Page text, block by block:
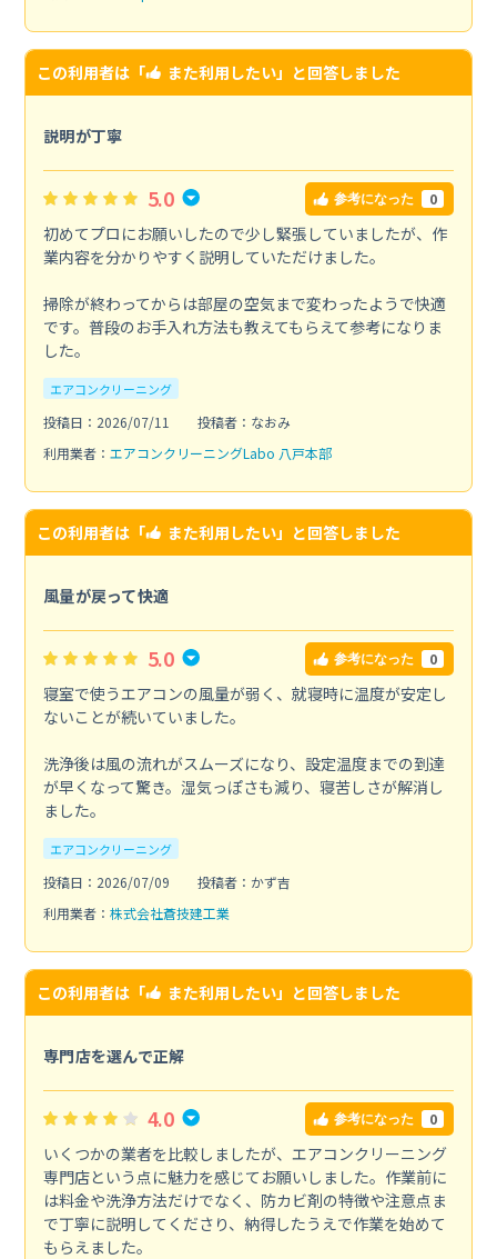
この利用者は「 また利用したい」と回答しました
説明が丁寧
5.0 参考になった 0
初めてプロにお願いしたので少し緊張していましたが、作
業内容を分かりやすく説明していただけました。
掃除が終わってからは部屋の空気まで変わったようで快適
です。普段のお手入れ方法も教えてもらえて参考になりま
した。
エアコンクリーニング
投稿日：2026/07/11
投稿者：なおみ
利用業者： エアコンクリーニングLabo 八戸本部
この利用者は「 また利用したい」と回答しました
風量が戻って快適
5.0 参考になった 0
寝室で使うエアコンの風量が弱く、就寝時に温度が安定し
ないことが続いていました。
洗浄後は風の流れがスムーズになり、設定温度までの到達
が早くなって驚き。湿気っぽさも減り、寝苦しさが解消し
ました。
エアコンクリーニング
投稿日：2026/07/09
投稿者：かず吉
利用業者： 株式会社蒼技建工業
この利用者は「 また利用したい」と回答しました
専門店を選んで正解
4.0 参考になった 0
いくつかの業者を比較しましたが、エアコンクリーニング
専門店という点に魅力を感じてお願いしました。作業前に
は料金や洗浄方法だけでなく、防カビ剤の特徴や注意点ま
で丁寧に説明してくださり、納得したうえで作業を始めて
もらえました。